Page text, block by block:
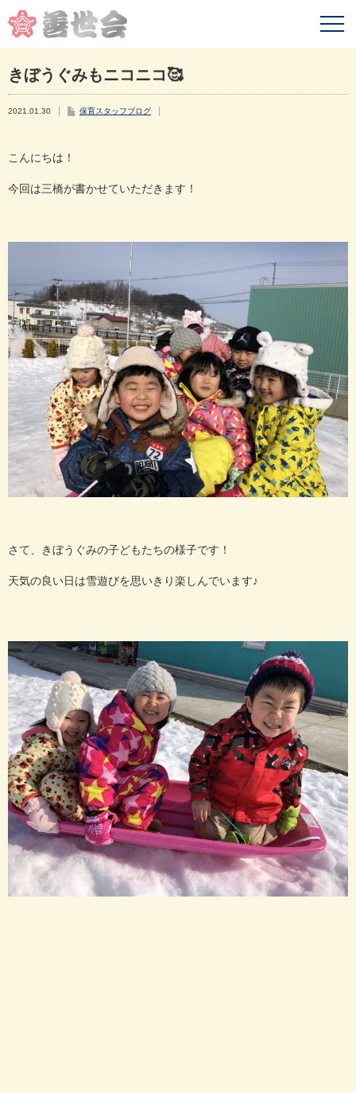
きぼうぐみもニコニコ🥰
2021.01.30 保育スタッフブログ
こんにちは！
今回は三橋が書かせていただきます！
さて、きぼうぐみの子どもたちの様子です！
天気の良い日は雪遊びを思いきり楽しんでいます♪